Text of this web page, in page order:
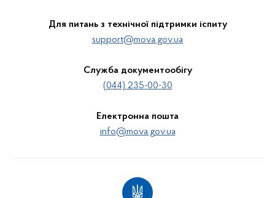
Для питань з технічної підтримки іспиту
support@mova.gov.ua
Служба документообігу
(044) 235-00-30
Електронна пошта
info@mova.gov.ua